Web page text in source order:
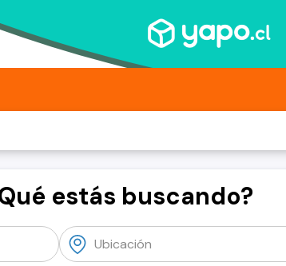
estás buscando?